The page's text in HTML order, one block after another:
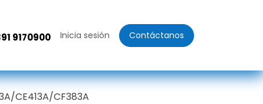
9170900 Inicia sesión Contáctanos
CE413A/CF383A